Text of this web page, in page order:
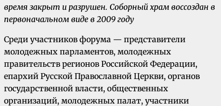
время закрыт и разрушен. Соборный храм воссоздан в
первоначальном виде в 2009 году
Среди участников форума — представители
молодежных парламентов, молодежных
правительств регионов Российской Федерации,
епархий Русской Православной Церкви, органов
государственной власти, общественных
организаций, молодежных палат, участники